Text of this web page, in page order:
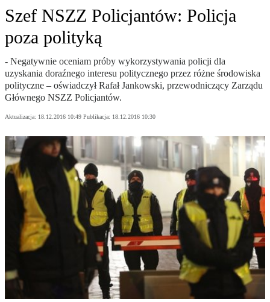
Szef NSZZ Policjantów: Policja
poza polityką
- Negatywnie oceniam próby wykorzystywania policji dla
uzyskania doraźnego interesu politycznego przez różne środowiska
polityczne – oświadczył Rafał Jankowski, przewodniczący Zarządu
Głównego NSZZ Policjantów.
Aktualizacja: 18.12.2016 10:49 Publikacja: 18.12.2016 10:30